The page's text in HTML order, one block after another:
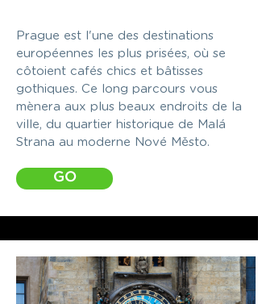
Prague est l'une des destinations
européennes les plus prisées, où se
côtoient cafés chics et bâtisses
gothiques. Ce long parcours vous
mènera aux plus beaux endroits de la
ville, du quartier historique de Malá
Strana au moderne Nové Město.
GO